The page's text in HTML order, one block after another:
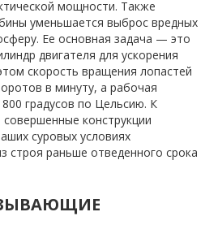
мощности. Также
уменьшается выброс вредных
Ее основная задача — это
двигателя для ускорения
скорость вращения лопастей
в минуту, а рабочая
градусов по Цельсию. К
конструкции
суровых условиях
строя раньше отведенного срока